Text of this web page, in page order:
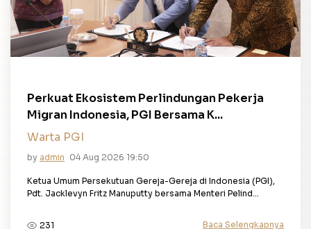
Perkuat Ekosistem Perlindungan Pekerja
Migran Indonesia, PGI Bersama K...
Warta PGI
by admin 04 Aug 2026 19:50
Ketua Umum Persekutuan Gereja-Gereja di Indonesia (PGI),
Pdt. Jacklevyn Fritz Manuputty bersama Menteri Pelind...
231 Baca Selengkapnya